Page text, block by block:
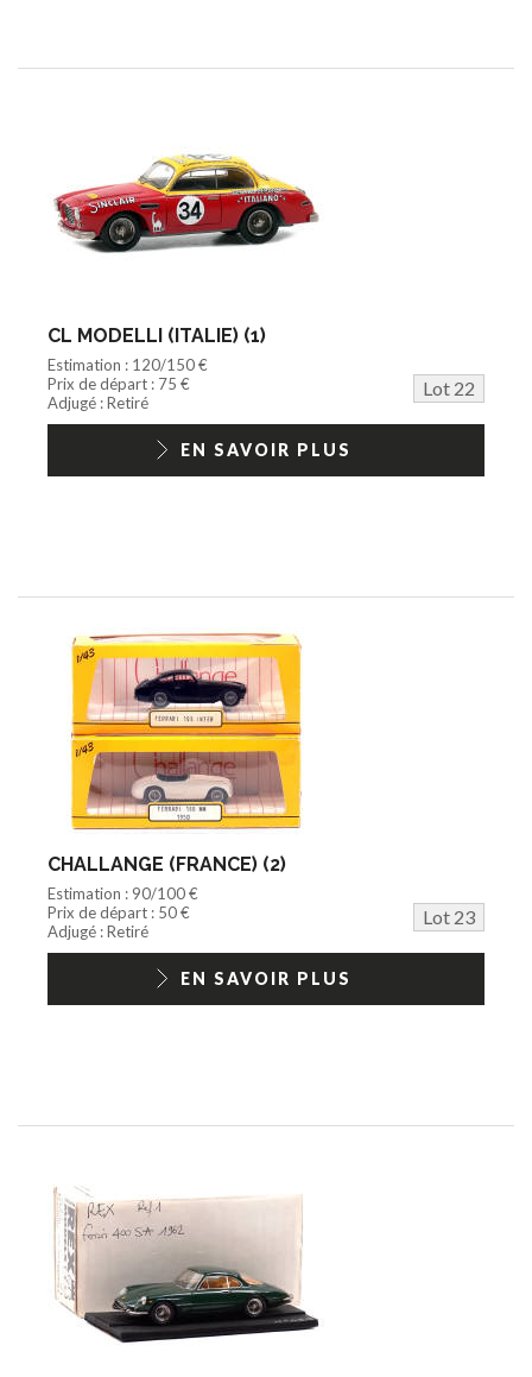
CL MODELLI (ITALIE) (1)
Estimation : 120/150 €
Prix de départ : 75 €
Lot 22
Adjugé : Retiré
EN SAVOIR PLUS
CHALLANGE (FRANCE) (2)
Estimation : 90/100 €
Prix de départ : 50 €
Lot 23
Adjugé : Retiré
EN SAVOIR PLUS